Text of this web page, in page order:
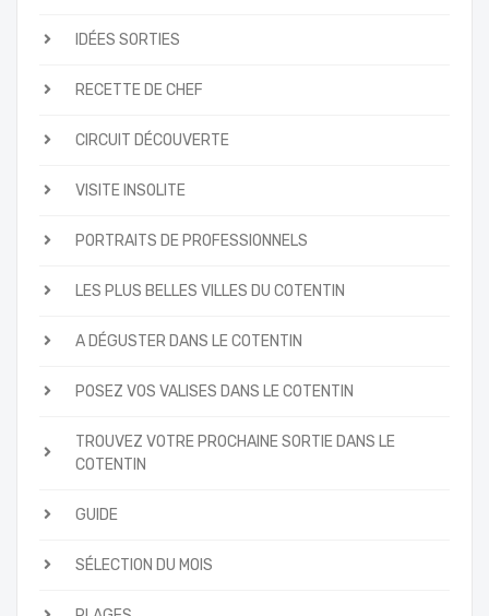
IDÉES SORTIES
RECETTE DE CHEF
CIRCUIT DÉCOUVERTE
VISITE INSOLITE
PORTRAITS DE PROFESSIONNELS
LES PLUS BELLES VILLES DU COTENTIN
A DÉGUSTER DANS LE COTENTIN
POSEZ VOS VALISES DANS LE COTENTIN
TROUVEZ VOTRE PROCHAINE SORTIE DANS LE
COTENTIN
GUIDE
SÉLECTION DU MOIS